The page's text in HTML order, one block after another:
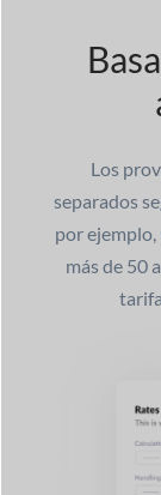
Los
separados
por
más de 50